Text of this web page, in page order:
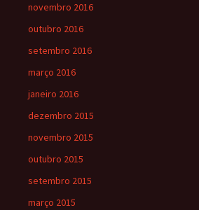
novembro 2016
outubro 2016
setembro 2016
março 2016
janeiro 2016
dezembro 2015
novembro 2015
outubro 2015
setembro 2015
março 2015